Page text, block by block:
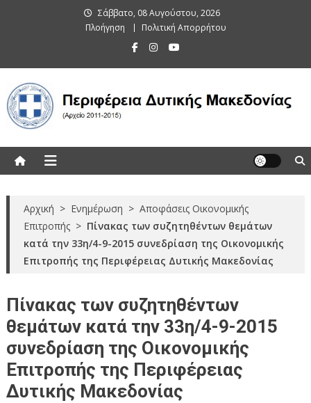
Σάββατο, 08 Αυγούστου, 2026
Πλοήγηση
Πολιτική Απορρήτου
Αρχική > Ενημέρωση > Αποφάσεις Οικονομικής
Επιτροπής > Πίνακας των συζητηθέντων θεμάτων
κατά την 33η/4-9-2015 συνεδρίαση της Οικονομικής
Επιτροπής της Περιφέρειας Δυτικής Μακεδονίας
Πίνακας των συζητηθέντων
θεμάτων κατά την 33η/4-9-2015
συνεδρίαση της Οικονομικής
Επιτροπής της Περιφέρειας
Δυτικής Μακεδονίας